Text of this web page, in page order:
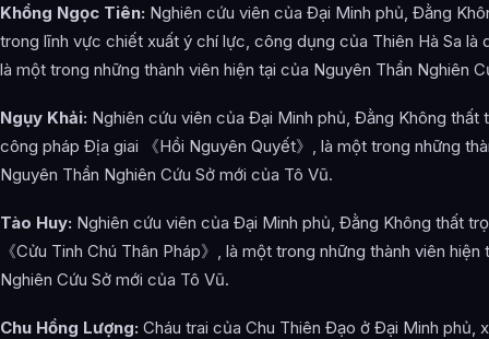
Khổng Ngọc Tiên: Nghiên cứu viên của Đại Minh phủ, Đằng
trong lĩnh vực chiết xuất ý chí lực, công dụng của Thiên Hà Sa là
là một trong những thành viên hiện tại của Nguyên Thần Nghiên
Ngụy Khải: Nghiên cứu viên của Đại Minh phủ, Đằng Không thất
công pháp Địa giai 《Hồi Nguyên Quyết》, là một trong những
Nguyên Thần Nghiên Cứu Sở mới của Tô Vũ.
Tào Huy: Nghiên cứu viên của Đại Minh phủ, Đằng Không thất
《Cửu Tinh Chú Thân Pháp》, là một trong những thành viên
Nghiên Cứu Sở mới của Tô Vũ.
Chu Hồng Lượng: Cháu trai của Chu Thiên Đạo ở Đại Minh phủ,